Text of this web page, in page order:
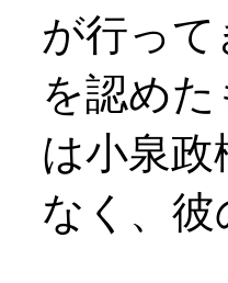
が行っ
を認め
は小泉
なく、